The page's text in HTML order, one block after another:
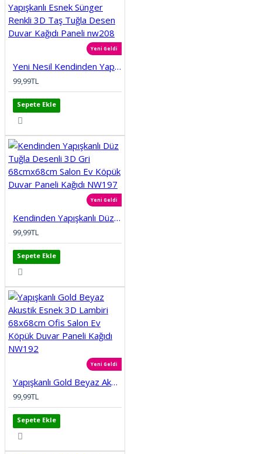
Yeni Geldi
Yeni Nesil Kendinden Yapışkanlı Esnek Sünger Renkli 3D Taş Tuğla Desen Duvar Kağıdı Paneli nw208
99,99TL
Sepete Ekle
Yeni Geldi
Kendinden Yapışkanlı Düz Tuğla Desenli 3D Gri 68cmx68cm Salon Ev Köpük Duvar Paneli Kağıdı NW197
99,99TL
Sepete Ekle
Yeni Geldi
Yapışkanlı Gold Beyaz Akustik Esnek 3D Lambiri 68x68cm Ofis Salon Ev Köpük Duvar Paneli Kağıdı NW192
99,99TL
Sepete Ekle